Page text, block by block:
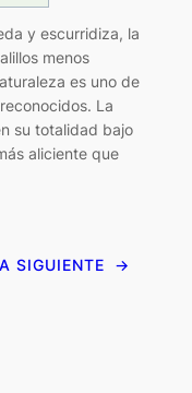
y escurridiza, la
menos
es uno de
La
su totalidad bajo
aliciente que
SIGUIENTE →